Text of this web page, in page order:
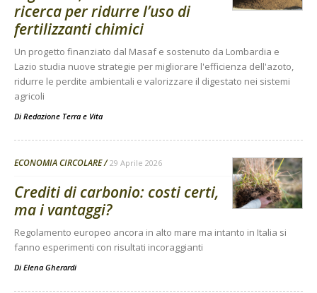
ricerca per ridurre l’uso di
fertilizzanti chimici
Un progetto finanziato dal Masaf e sostenuto da Lombardia e
Lazio studia nuove strategie per migliorare l'efficienza dell'azoto,
ridurre le perdite ambientali e valorizzare il digestato nei sistemi
agricoli
Di Redazione Terra e Vita
ECONOMIA CIRCOLARE 29 Aprile 2026
Crediti di carbonio: costi certi,
ma i vantaggi?
Regolamento europeo ancora in alto mare ma intanto in Italia si
fanno esperimenti con risultati incoraggianti
Di Elena Gherardi